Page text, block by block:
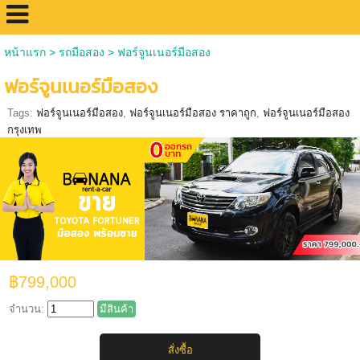
หน้าแรก> รถมือสอง > ฟอร์จูนเนอร์มือสอง
ฟอร์จูนเนอร์มือสอง
Tags: ฟอร์จูนเนอร์มือสอง, ฟอร์จูนเนอร์มือสอง ราคาถูก, ฟอร์จูนเนอร์มือสอง
กรุงเทพ
฿799,000
จำนวน: มีสินค้า